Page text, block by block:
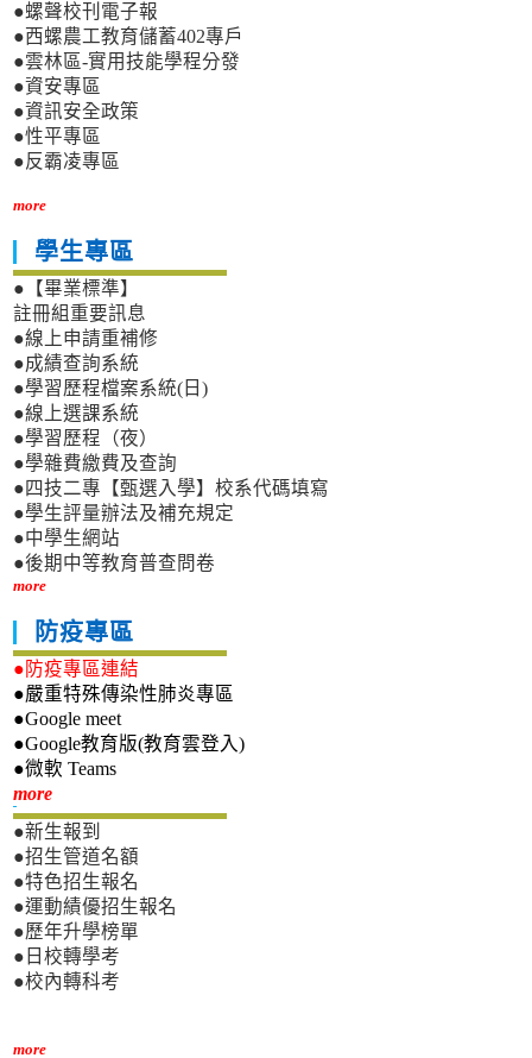
●螺聲校刊電子報
●西螺農工教育儲蓄402專戶
●雲林區-實用技能學程分發
●資安專區
●資訊安全政策
●性平專區
●反霸凌專區
more
學生專區
●【畢業標準】
註冊組重要訊息
●線上申請重補修
●成績查詢系統
●學習歷程檔案系統(日)
●線上選課系統
●學習歷程（夜）
●學雜費繳費及查詢
●四技二專【甄選入學】校系代碼填寫
●學生評量辦法及補充規定
●中學生網站
●後期中等教育普查問卷
more
防疫專區
●防疫專區連結
●嚴重特殊傳染性肺炎專區
●Google meet
●Google教育版(教育雲登入)
●微軟 Teams
more新生專區
●新生報到
●招生管道名額
●特色招生報名
●運動績優招生報名
●歷年升學榜單
●日校轉學考
●校內轉科考
more